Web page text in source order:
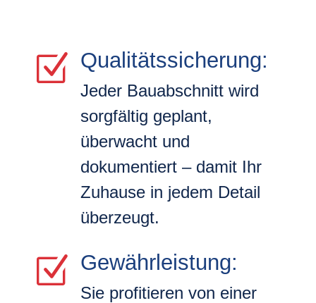
Z Qualitätssicherung:
Jeder Bauabschnitt wird
sorgfältig geplant,
überwacht und
dokumentiert – damit Ihr
Zuhause in jedem Detail
überzeugt.
Z Gewährleistung:
Sie profitieren von einer